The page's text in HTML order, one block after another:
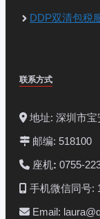
DDP双清包税
联系方式
地址: 深圳市宝
邮编: 518100
座机: 0755-
手机微信同号:
Email: